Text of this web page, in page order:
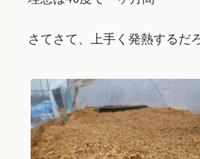
さてさて、上手く発熱するだ